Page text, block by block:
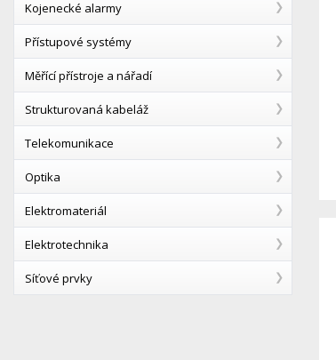
Kojenecké alarmy
Přístupové systémy
Měřící přístroje a nářadí
Strukturovaná kabeláž
Telekomunikace
Optika
Elektromateriál
Elektrotechnika
Síťové prvky